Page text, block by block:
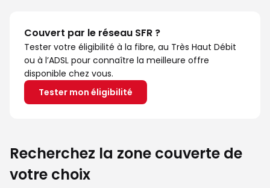
Couvert par le réseau SFR ?
Tester votre éligibilité à la fibre, au Très Haut Débit
ou à l’ADSL pour connaître la meilleure offre
disponible chez vous.
Tester mon éligibilité
Recherchez la zone couverte de
votre choix